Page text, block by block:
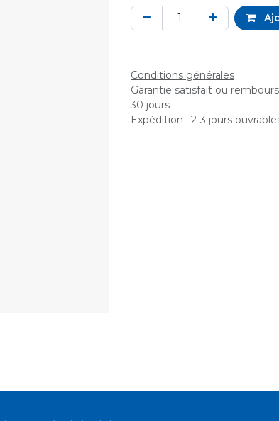
Conditions générales
Garantie satisfait ou
30 jours
Expédition : 2-3 jours